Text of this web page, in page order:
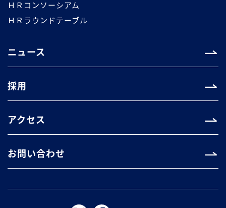
ＨＲコンソーシアム
ＨＲラウンドテーブル
ニュース
採用
アクセス
お問い合わせ